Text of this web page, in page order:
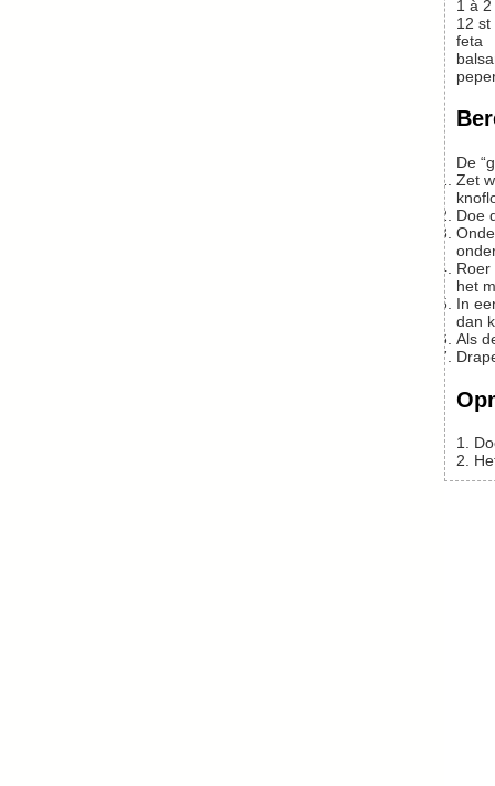
1 à 2
12 st
feta
De
Zet water op voor de pasta. Terwijl dit aan de kook wordt gebracht snijdt u de bieten in grove stukken en doet dit met de ui en de
Ondertussen doet u de pasta in de pan met water, die ongetwijfeld inmiddels kookt. Even aan de kook brengen, losroeren en het vuur
Roer de opwarmende bietenmassa regelmatig door en breng wat op smaak met een scheutje balsamico-azijn (voorzichtig er mee,
het
In een steelpan verhit u wat neutrale olie en frituurt de salieblaadjes heel kort – uit laten lekken op keukenpapier. De blaadjes worden
dan
Als
1.
2.